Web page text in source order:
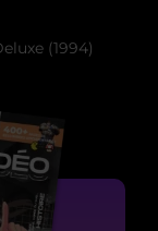
(1994)